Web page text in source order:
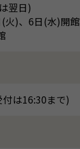
翌日)
)、6日(水)開館
は16:30まで)